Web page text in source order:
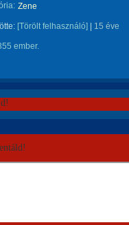
Zene
[Törölt felhasználó] 15 éve
ember.